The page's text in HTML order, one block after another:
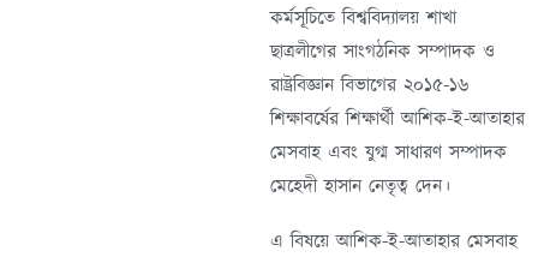
কর্মসূচিতে বিশ্ববিদ্যালয় শাখা
ছাত্রলীগের সাংগঠনিক সম্পাদক ও
রাষ্ট্রবিজ্ঞান বিভাগের ২০১৫-১৬
শিক্ষাবর্ষের শিক্ষার্থী আশিক-ই-আতাহার
মেসবাহ এবং যুগ্ম সাধারণ সম্পাদক
মেহেদী হাসান নেতৃত্ব দেন।
এ বিষয়ে আশিক-ই-আতাহার মেসবাহ